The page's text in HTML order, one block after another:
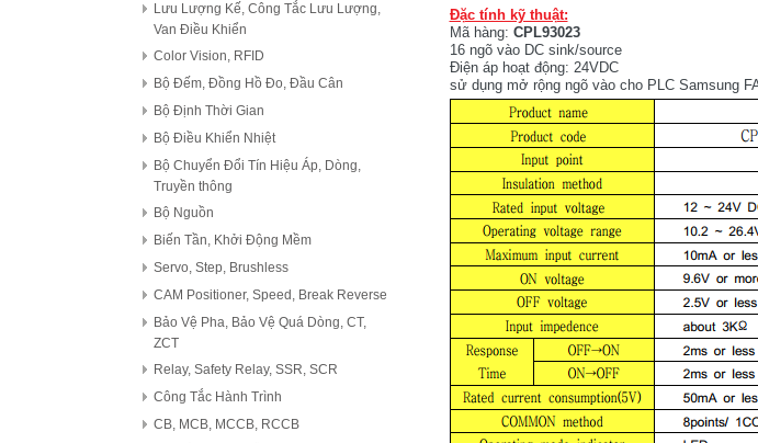
Lưu Lượng Kế, Công Tắc Lưu Lượng,
Van Điều Khiển
Color Vision, RFID
Bộ Đếm, Đồng Hồ Đo, Đầu Cân
Bộ Định Thời Gian
Bộ Điều Khiển Nhiệt
Bộ Chuyển Đổi Tín Hiệu Áp, Dòng,
Truyền thông
Bộ Nguồn
Biến Tần, Khởi Động Mềm
Servo, Step, Brushless
CAM Positioner, Speed, Break Reverse
Bảo Vệ Pha, Bảo Vệ Quá Dòng, CT,
ZCT
Relay, Safety Relay, SSR, SCR
Công Tắc Hành Trình
CB, MCB, MCCB, RCCB
Đặc tính kỹ thuật:
Mã hàng: CPL93023
16 ngõ vào DC sink/source
Điện áp hoạt động: 24VDC
sử dụng mở rộng ngõ vào cho PLC Samsung